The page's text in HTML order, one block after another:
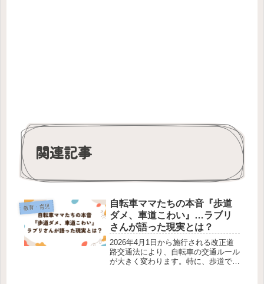
関連記事
教育・育児
​自転車ママたちの本音『歩道
ダメ、車道こわい』…ラブリ
さんが語った現実とは？
2026年4月1日から施行される改正道
路交通法により、自転車の交通ルール
が大きく変わります。​特に、歩道での